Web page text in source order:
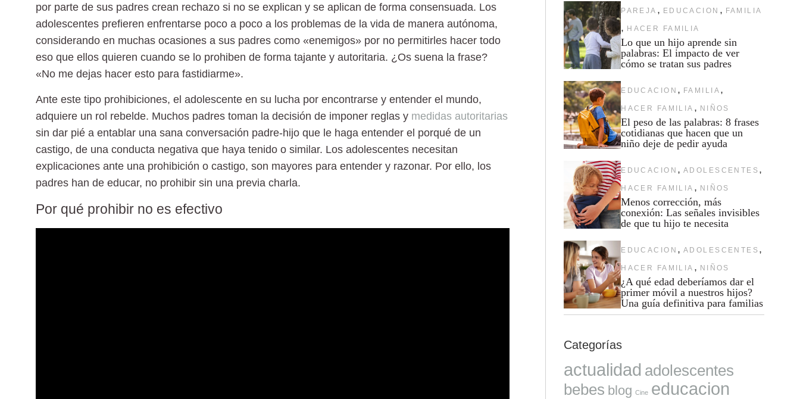
por parte de sus padres crean rechazo si no se explican y se aplican de forma consensuada. Los
adolescentes prefieren enfrentarse poco a poco a los problemas de la vida de manera autónoma,
considerando en muchas ocasiones a sus padres como «enemigos» por no permitirles hacer todo
eso que ellos quieren cuando se lo prohiben de forma tajante y autoritaria. ¿Os suena la frase?
«No me dejas hacer esto para fastidiarme».
Ante este tipo prohibiciones, el adolescente en su lucha por encontrarse y entender el mundo,
adquiere un rol rebelde. Muchos padres toman la decisión de imponer reglas y medidas autoritarias
sin dar pié a entablar una sana conversación padre-hijo que le haga entender el porqué de un
castigo, de una conducta negativa que haya tenido o similar. Los adolescentes necesitan
explicaciones ante una prohibición o castigo, son mayores para entender y razonar. Por ello, los
padres han de educar, no prohibir sin una previa charla.
Por qué prohibir no es efectivo
PAREJA , EDUCACION , FAMILIA
, HACER FAMILIA
Lo que un hijo aprende sin
palabras: El impacto de ver
cómo se tratan sus padres
EDUCACION , FAMILIA ,
HACER FAMILIA , NIÑOS
El peso de las palabras: 8 frases
cotidianas que hacen que un
niño deje de pedir ayuda
EDUCACION , ADOLESCENTES ,
HACER FAMILIA , NIÑOS
Menos corrección, más
conexión: Las señales invisibles
de que tu hijo te necesita
EDUCACION , ADOLESCENTES ,
HACER FAMILIA , NIÑOS
¿A qué edad deberíamos dar el
primer móvil a nuestros hijos?
Una guía definitiva para familias
Categorías
actualidad adolescentes
bebes blog Cine educacion